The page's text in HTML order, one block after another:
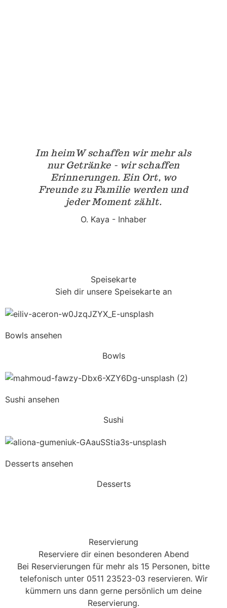
Im heimW schaffen wir mehr als
nur Getränke - wir schaffen
Erinnerungen. Ein Ort, wo
Freunde zu Familie werden und
jeder Moment zählt.
O. Kaya - Inhaber
Speisekarte
Sieh dir unsere Speisekarte an
Bowls ansehen
Bowls
Sushi ansehen
Sushi
Desserts ansehen
Desserts
Reservierung
Reserviere dir einen besonderen Abend
Bei Reservierungen für mehr als 15 Personen, bitte
telefonisch unter 0511 23523-03 reservieren. Wir
kümmern uns dann gerne persönlich um deine
Reservierung.